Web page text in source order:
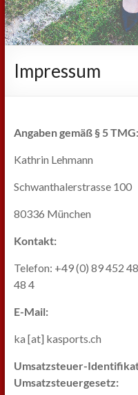
Business
|
Impressum
Angaben gemäß § 5 TMG:
Kathrin Lehmann
Schwanthalerstrasse 100
80336 München
Kontakt:
Telefon: +49 (0) 89 452
48 4
E-Mail:
ka [at] kasports.ch
Umsatzsteuer-
Umsatzsteuergesetz: